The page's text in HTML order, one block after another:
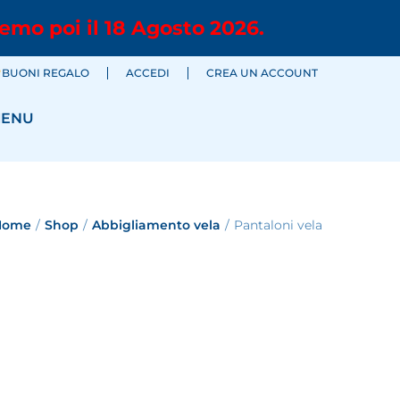
poi il 18 Agosto 2026.
BUONI REGALO ACCEDI CREA UN ACCOUNT
/ Shop / Abbigliamento vela / Pantaloni vela